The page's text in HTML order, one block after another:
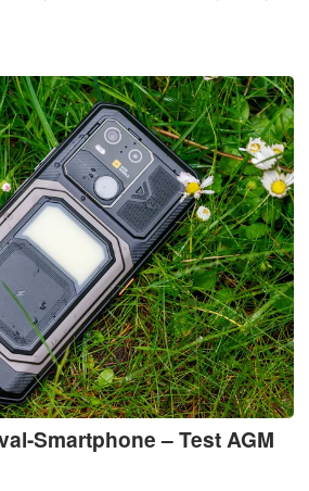
Kaufempfehlung des Android-
& Akkutest ergänzt
Smartphone – Test AGM